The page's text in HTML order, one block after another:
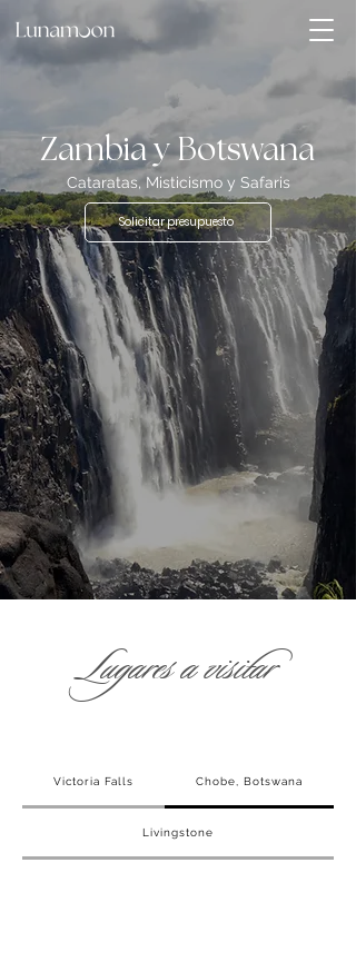
Zambia y Botswana
Cataratas, Misticismo y Safaris
Solicitar presupuesto
Lugares a visitar
Victoria Falls Chobe, Botswana
Livingstone